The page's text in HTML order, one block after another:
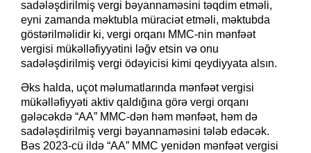
sadələşdirilmiş vergi bəyannaməsini təqdim etməli,
eyni zamanda məktubla müraciət etməli, məktubda
göstərilməlidir ki, vergi orqanı MMC-nin mənfəət
vergisi mükəlləfiyyətini ləğv etsin və onu
sadələşdirilmiş vergi ödəyicisi kimi qeydiyyata alsın.
Əks halda, uçot məlumatlarında mənfəət vergisi
mükəlləfiyyəti aktiv qaldığına görə vergi orqanı
gələcəkdə “AA” MMC-dən həm mənfəət, həm də
sadələşdirilmiş vergi bəyannaməsini tələb edəcək.
Bəs 2023-cü ildə “AA” MMC yenidən mənfəət vergisi